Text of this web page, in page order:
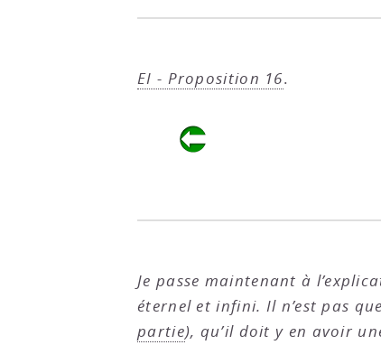
EI - Proposition 16.
Je passe maintenant à
éternel et infini. Il n’est pas
partie), qu’il doit y en avoir